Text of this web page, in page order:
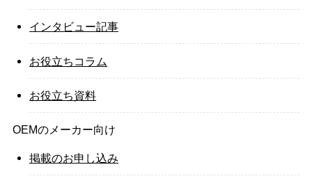
インタビュー記事
お役立ちコラム
お役立ち資料
OEMのメーカー向け
掲載のお申し込み